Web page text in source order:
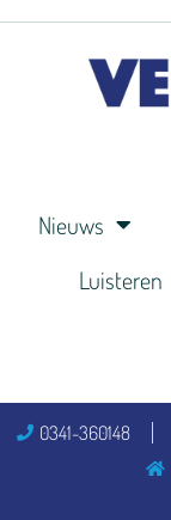
Nieuws
Luisteren
0341-360148